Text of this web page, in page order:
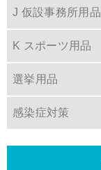
J 仮設事務所用品
K スポーツ用品
選挙用品
感染症対策